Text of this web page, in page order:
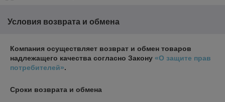
Условия возврата и обмена
Компания осуществляет возврат и обмен товаров
надлежащего качества согласно Закону «О защите прав
потребителей».
Сроки возврата и обмена